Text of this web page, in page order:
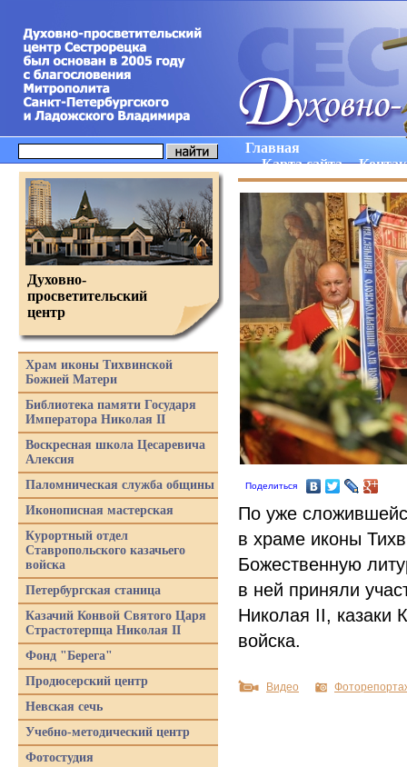
Главная
Карта сайта
Поделиться
По уже
в храме иконы
Божественную
в ней приняли
Николая II, казаки
войска.
Видео
Духовно-
просветительский
центр
Храм иконы Тихвинской
Божией Матери
Библиотека памяти Государя
Императора Николая II
Воскресная школа Цесаревича
Алексия
Паломническая служба общины
Иконописная мастерская
Курортный отдел
Ставропольского казачьего
войска
Петербургская станица
Казачий Конвой Святого Царя
Страстотерпца Николая II
Фонд "Берега"
Продюсерский центр
Невская сечь
Учебно-методический центр
Фотостудия